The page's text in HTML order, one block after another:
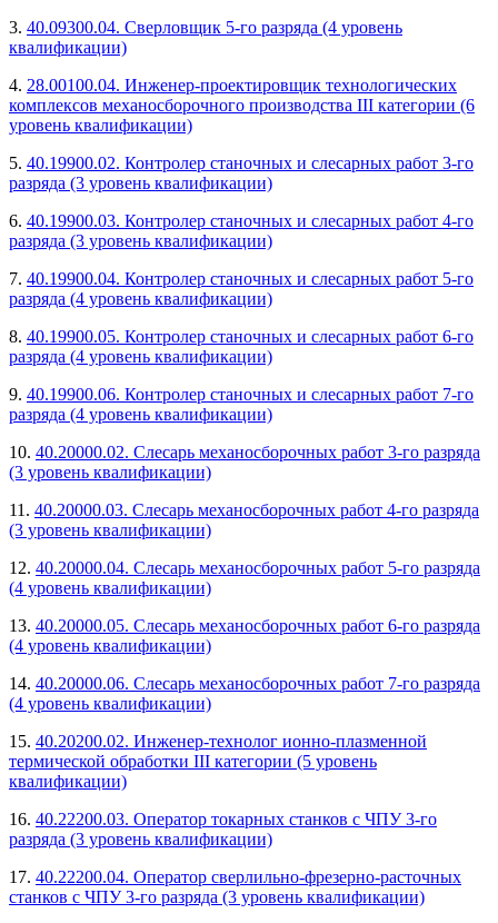
3. 40.09300.04. Сверловщик 5-го разряда (4 уровень
квалификации)
4. 28.00100.04. Инженер-проектировщик технологических
комплексов механосборочного производства III категории (6
уровень квалификации)
5. 40.19900.02. Контролер станочных и слесарных работ 3-го
разряда (3 уровень квалификации)
6. 40.19900.03. Контролер станочных и слесарных работ 4-го
разряда (3 уровень квалификации)
7. 40.19900.04. Контролер станочных и слесарных работ 5-го
разряда (4 уровень квалификации)
8. 40.19900.05. Контролер станочных и слесарных работ 6-го
разряда (4 уровень квалификации)
9. 40.19900.06. Контролер станочных и слесарных работ 7-го
разряда (4 уровень квалификации)
10. 40.20000.02. Слесарь механосборочных работ 3-го разряда
(3 уровень квалификации)
11. 40.20000.03. Слесарь механосборочных работ 4-го разряда
(3 уровень квалификации)
12. 40.20000.04. Слесарь механосборочных работ 5-го разряда
(4 уровень квалификации)
13. 40.20000.05. Слесарь механосборочных работ 6-го разряда
(4 уровень квалификации)
14. 40.20000.06. Слесарь механосборочных работ 7-го разряда
(4 уровень квалификации)
15. 40.20200.02. Инженер-технолог ионно-плазменной
термической обработки III категории (5 уровень
квалификации)
16. 40.22200.03. Оператор токарных станков с ЧПУ 3-го
разряда (3 уровень квалификации)
17. 40.22200.04. Оператор сверлильно-фрезерно-расточных
станков с ЧПУ 3-го разряда (3 уровень квалификации)